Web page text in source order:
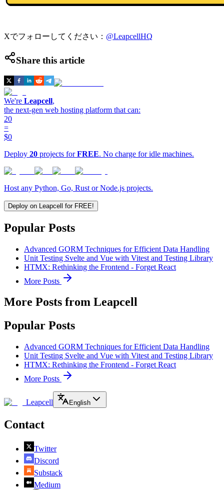
Xでフォローしてください： @LeapcellHQ
Share this article
We're Leapcell,
the next-gen web hosting platform that can:
20
=
$0
Deploy 20 projects forFREE. No charge for idle machines.
Host any Python, Go, Rust or Node.js projects.
Deploy on Leapcell for FREE!
Popular Posts
Advanced GORM Techniques for Efficient Data Handling
Unit Testing Svelte and Vue with Vitest and Testing Library
HTMX: Rethinking the Frontend - Forget React
More Posts
More Posts from Leapcell
Popular Posts
Advanced GORM Techniques for Efficient Data Handling
Unit Testing Svelte and Vue with Vitest and Testing Library
HTMX: Rethinking the Frontend - Forget React
More Posts
Leapcell English
Contact
Twitter
Discord
Substack
Medium